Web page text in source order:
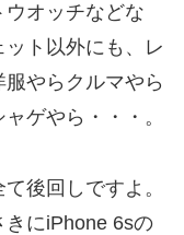
オッチなどな
ト以外にも、レ
やらクルマやら
ゲやら・・・。
後回しですよ。
にiPhone 6sの